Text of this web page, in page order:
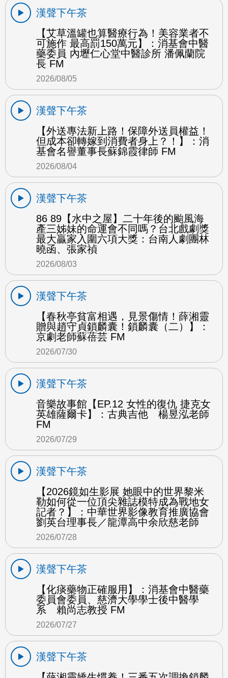
漢聲下午茶
【艾草溫罐也算醫療行為！美容業者不
可施作 最高罰150萬元】：消基會中醫
藥委員 內壢仁心堂中醫診所 潘佩蘭院
長 FM
2026/08/05
漢聲下午茶
【外送專法新上路！保障外送員權益！
但成本卻轉嫁到消費者身上？！】：消
基會名譽董事長蘇錦霞律師 FM
2026/08/04
漢聲下午茶
86 89【水中之屋】二十年後的颱風海
產三姊妹的命運會不同嗎？台北戲劇獎
最大贏家入圍六項大獎：台南人劇團林
曉函、張家禎
2026/08/03
漢聲下午茶
【春秋亭貧富相遇，見景傷情！薛湘靈
贈與趙守貞鎖麟囊！鎖麟囊（二）】：
京劇老師蘇蓓芸 FM
2026/07/30
漢聲下午茶
音樂故事館【EP.12 女性的復仇 捷克女
英雄薩爾卡】：古典吉他 楊昱泓老師
FM
2026/07/29
漢聲下午茶
【2026鏡如生影展 她眼中的世界黎米
勒如何從一位頂尖雜誌模特成為戰地女
記者？】：中華世界影像教育推廣協會
劉英台理事長／龍潭高中余欣慈老師
2026/07/28
漢聲下午茶
【化痰藥物正確服用】：消基會中醫藥
委員會委員、慈濟大學學士後中醫學
系 賴尚志教授 FM
2026/07/27
漢聲下午茶